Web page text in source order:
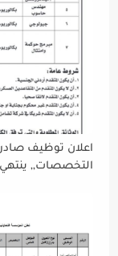
إتاحة الفرصة
اعلان توظيف
التخصصات,, ينتهي